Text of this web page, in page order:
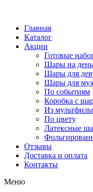
Главная
Каталог
Акции
Готовые
Шары на
Шары для
Шары для
По событиям
Коробка с
Из
По цвету
Латексные
Отзывы
Доставка и оплата
Контакты
Меню